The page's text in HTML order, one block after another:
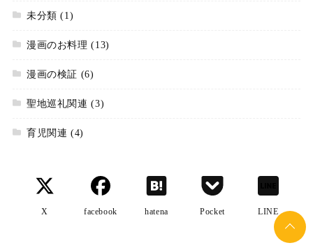
未分類 (1)
漫画のお料理 (13)
漫画の検証 (6)
聖地巡礼関連 (3)
育児関連 (4)
X facebook hatena Pocket LINE